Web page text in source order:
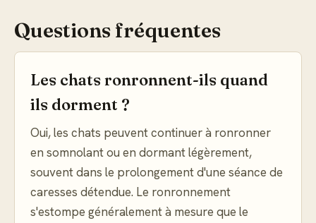
Questions fréquentes
Les chats ronronnent-ils quand
ils dorment ?
Oui, les chats peuvent continuer à ronronner
en somnolant ou en dormant légèrement,
souvent dans le prolongement d'une séance de
caresses détendue. Le ronronnement
s'estompe généralement à mesure que le